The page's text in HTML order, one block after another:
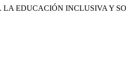
LA EDUCACIÓN INCLUSIVA